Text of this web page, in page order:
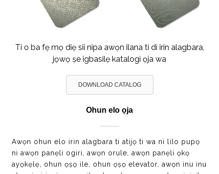
Ti o ba fẹ mọ diẹ sii nipa awọn ilana ti dì irin alagbara,
jọwọ ṣe igbasilẹ katalogi ọja wa
DOWNLOAD CATALOG
Ohun elo ọja
Awọn ohun elo irin alagbara ti atijọ ti wa ni lilo pupọ
ni awọn panẹli ogiri, awọn orule, awọn panẹli ọkọ
ayọkẹlẹ, ohun ọṣọ ile, ohun ọṣọ elevator, awọn inu inu